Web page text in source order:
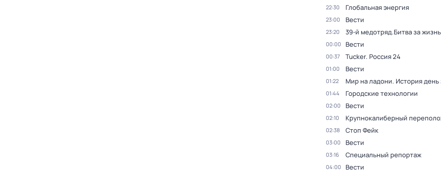
22:30 Глобальная энергия
23:00 Вести
23:20 39-й медотряд.Битва за жизнь
00:00 Вести
00:37 Tucker. Россия 24
01:00 Вести
01:22 Мир на ладони. История день
01:44 Городские технологии
02:00 Вести
02:10 Крупнокалиберный
02:38 Стоп Фейк
03:00 Вести
03:16 Специальный репортаж
04:00 Вести